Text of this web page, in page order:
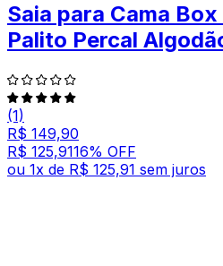
Saia para Cama
Palito Percal
(1)
R$ 149,90
R$ 125,9116% OFF
ou 1x de R$ 125,91 sem juros